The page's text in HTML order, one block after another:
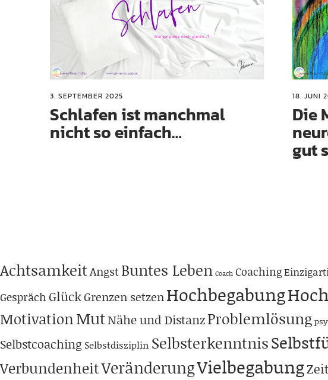
3. SEPTEMBER 2025
Schlafen ist manchmal
nicht so einfach…
18. JUNI
Die
gut
AchtsamkeitAngstBuntes Leben Coach Coaching
Gespräch GlückGrenzen setzenHochbegabung
MotivationMutNähe und DistanzProblemlösung
Selbstcoaching Selbstdisziplin Selbsterkenntnis
VerbundenheitVeränderungVielbegabungZeit